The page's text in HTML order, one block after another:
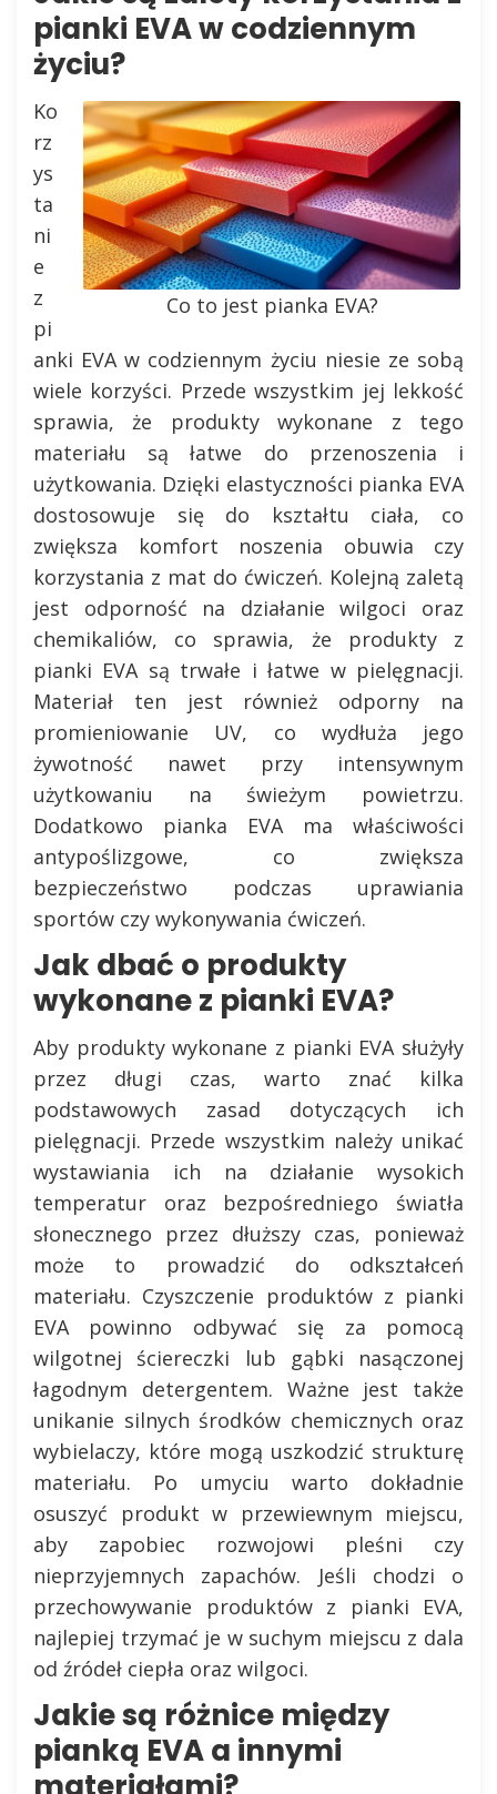
pianki EVA w codziennym
życiu?
Co to jest pianka EVA?
Ko
rz
ys
ta
ni
e
z
pi
anki EVA w codziennym życiu niesie ze sobą
wiele korzyści. Przede wszystkim jej lekkość
sprawia, że produkty wykonane z tego
materiału są łatwe do przenoszenia i
użytkowania. Dzięki elastyczności pianka EVA
dostosowuje się do kształtu ciała, co
zwiększa komfort noszenia obuwia czy
korzystania z mat do ćwiczeń. Kolejną zaletą
jest odporność na działanie wilgoci oraz
chemikaliów, co sprawia, że produkty z
pianki EVA są trwałe i łatwe w pielęgnacji.
Materiał ten jest również odporny na
promieniowanie UV, co wydłuża jego
żywotność nawet przy intensywnym
użytkowaniu na świeżym powietrzu.
Dodatkowo pianka EVA ma właściwości
antypoślizgowe, co zwiększa
bezpieczeństwo podczas uprawiania
sportów czy wykonywania ćwiczeń.
Jak dbać o produkty
wykonane z pianki EVA?
Aby produkty wykonane z pianki EVA służyły
przez długi czas, warto znać kilka
podstawowych zasad dotyczących ich
pielęgnacji. Przede wszystkim należy unikać
wystawiania ich na działanie wysokich
temperatur oraz bezpośredniego światła
słonecznego przez dłuższy czas, ponieważ
może to prowadzić do odkształceń
materiału. Czyszczenie produktów z pianki
EVA powinno odbywać się za pomocą
wilgotnej ściereczki lub gąbki nasączonej
łagodnym detergentem. Ważne jest także
unikanie silnych środków chemicznych oraz
wybielaczy, które mogą uszkodzić strukturę
materiału. Po umyciu warto dokładnie
osuszyć produkt w przewiewnym miejscu,
aby zapobiec rozwojowi pleśni czy
nieprzyjemnych zapachów. Jeśli chodzi o
przechowywanie produktów z pianki EVA,
najlepiej trzymać je w suchym miejscu z dala
od źródeł ciepła oraz wilgoci.
Jakie są różnice między
pianką EVA a innymi